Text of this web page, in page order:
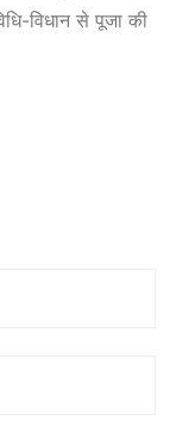
विधान से पूजा की